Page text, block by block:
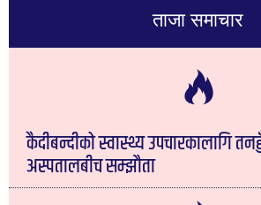
ताजा समाचार
कैदीबन्दीको स्वास्थ्य उपचारकालागि
अस्पतालबीच सम्झौता